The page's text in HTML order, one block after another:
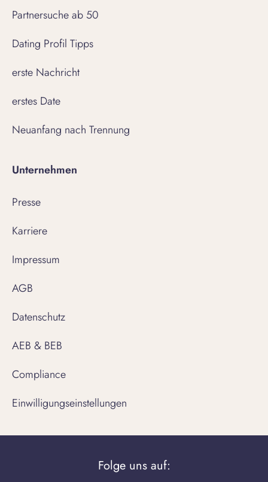
Partnersuche ab 50
Dating Profil Tipps
erste Nachricht
erstes Date
Neuanfang nach Trennung
Unternehmen
Presse
Karriere
Impressum
AGB
Datenschutz
AEB & BEB
Compliance
Einwilligungseinstellungen
Folge uns auf: